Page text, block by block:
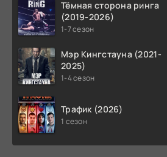
Тёмная сторона ринга
(2019-2026)
1-7 сезон
Мэр Кингстауна (2021-
2025)
1-4 сезон
Трафик (2026)
1 сезон